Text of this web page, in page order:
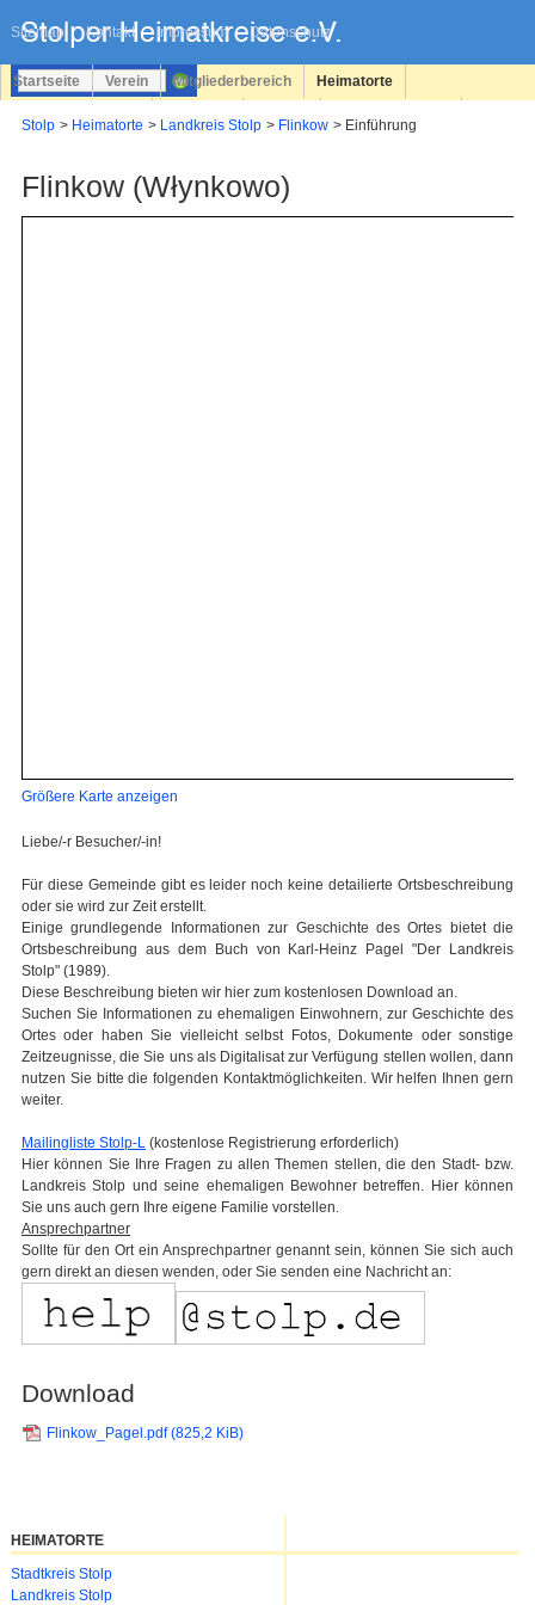
Sitemap Kontakt Impressum Datenschutz
überspringen
Startseite Verein Mitgliederbereich Heimatorte
Stolp Heimatorte Landkreis Stolp Flinkow Einführung
Flinkow (Włynkowo)
Größere Karte anzeigen
Liebe/-r Besucher/-in!
Für diese Gemeinde gibt es leider noch keine detailierte Ortsbeschreibung
oder sie wird zur Zeit erstellt.
Einige grundlegende Informationen zur Geschichte des Ortes bietet die
Ortsbeschreibung aus dem Buch von Karl-Heinz Pagel "Der Landkreis
Stolp" (1989).
Diese Beschreibung bieten wir hier zum kostenlosen Download an.
Suchen Sie Informationen zu ehemaligen Einwohnern, zur Geschichte des
Ortes oder haben Sie vielleicht selbst Fotos, Dokumente oder sonstige
Zeitzeugnisse, die Sie uns als Digitalisat zur Verfügung stellen wollen, dann
nutzen Sie bitte die folgenden Kontaktmöglichkeiten. Wir helfen Ihnen gern
weiter.
Mailingliste Stolp-L (kostenlose Registrierung erforderlich)
Hier können Sie Ihre Fragen zu allen Themen stellen, die den Stadt- bzw.
Landkreis Stolp und seine ehemaligen Bewohner betreffen. Hier können
Sie uns auch gern Ihre eigene Familie vorstellen.
Ansprechpartner
Sollte für den Ort ein Ansprechpartner genannt sein, können Sie sich auch
gern direkt an diesen wenden, oder Sie senden eine Nachricht an:
Download
Flinkow_Pagel.pdf(825,2 KiB)
HEIMATORTE
Navigation
überspringen
Stadtkreis Stolp
Landkreis Stolp